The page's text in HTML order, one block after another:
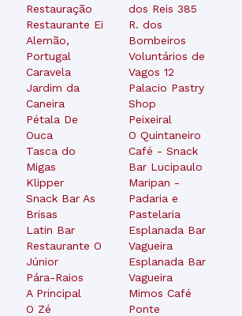
Restauração
Restaurante Ei
Alemão,
Portugal
Caravela
Jardim da
Caneira
Pétala De
Ouca
Tasca do
Migas
Klipper
Snack Bar As
Brisas
Latin Bar
Restaurante O
Júnior
Pára-Raios
A Principal
O Zé
dos Reis 385
R. dos
Bombeiros
Voluntários de
Vagos 12
Palacio Pastry
Shop
Peixeiral
O Quintaneiro
Café - Snack
Bar Lucipaulo
Maripan -
Padaria e
Pastelaria
Esplanada Bar
Vagueira
Esplanada Bar
Vagueira
Mimos Café
Ponte